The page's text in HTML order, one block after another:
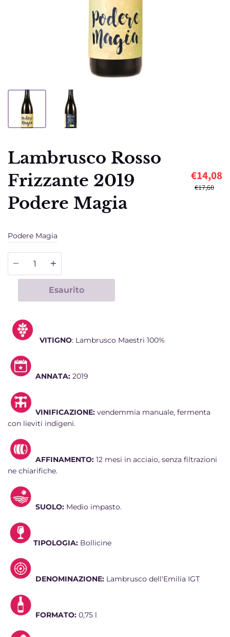
Lambrusco Rosso
Frizzante 2019
Podere Magia
€14,08
€17,60
Podere Magia
Quantità
Esaurito
VITIGNO: Lambrusco Maestri 100%
ANNATA: 2019
VINIFICAZIONE: vendemmia manuale, fermenta
con lieviti indigeni.
AFFINAMENTO: 12 mesi in acciaio, senza filtrazioni
ne chiarifiche.
SUOLO: Medio impasto.
TIPOLOGIA: Bollicine
DENOMINAZIONE: Lambrusco dell'Emilia IGT
FORMATO: 0,75 l